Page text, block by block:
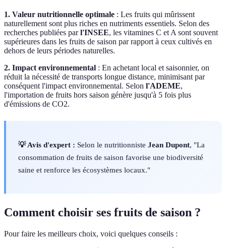
1. Valeur nutritionnelle optimale : Les fruits qui mûrissent
naturellement sont plus riches en nutriments essentiels. Selon des
recherches publiées parl'INSEE, les vitamines C et A sont souvent
supérieures dans les fruits de saison par rapport à ceux cultivés en
dehors de leurs périodes naturelles.
2. Impact environnemental : En achetant local et saisonnier, on
réduit la nécessité de transports longue distance, minimisant par
conséquent l'impact environnemental. Selon l'ADEME,
l'importation de fruits hors saison génère jusqu'à 5 fois plus
d'émissions de CO2.
💡 Avis d'expert : Selon le nutritionniste Jean Dupont, "La
consommation de fruits de saison favorise une biodiversité
saine et renforce les écosystèmes locaux."
Comment choisir ses fruits de saison ?
Pour faire les meilleurs choix, voici quelques conseils :